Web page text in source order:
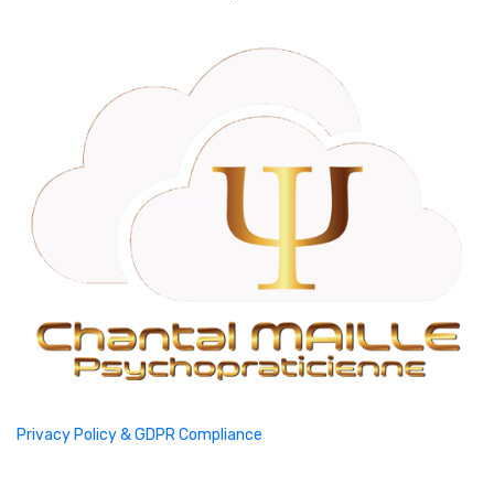
Privacy Policy & GDPR Compliance